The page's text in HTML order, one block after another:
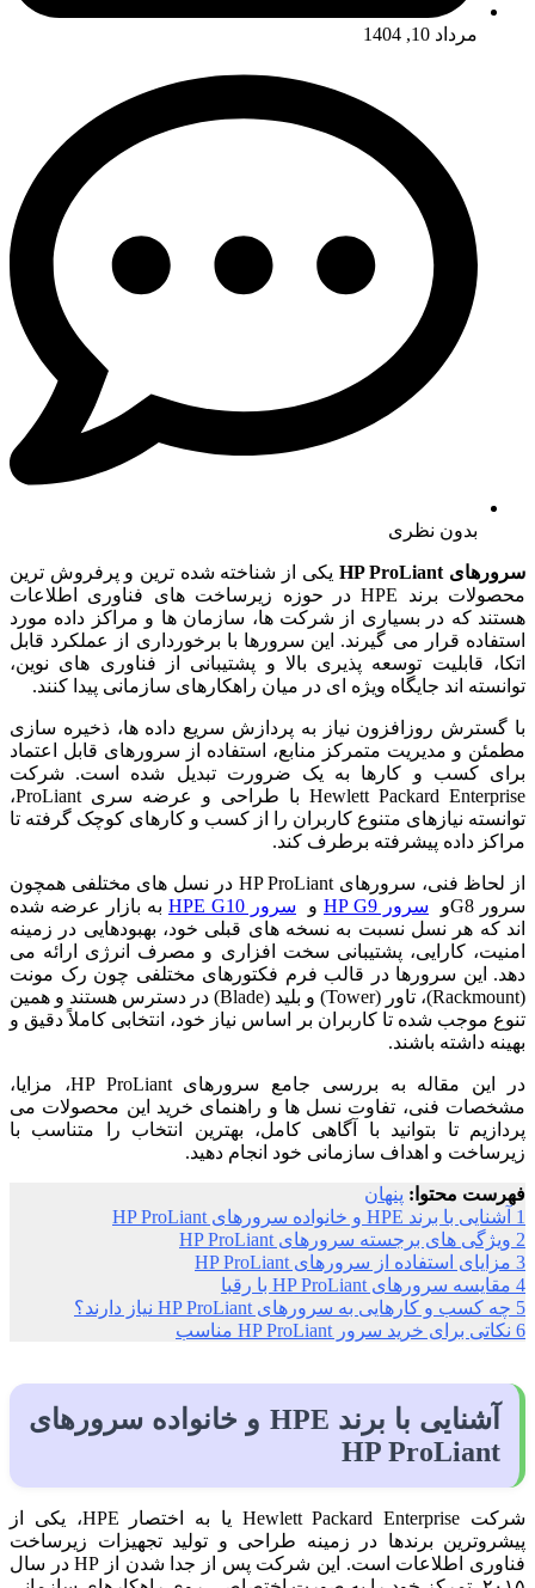
مرداد 10, 1404
بدون نظری
سرورهای HP ProLiant
یکی از شناخته‌ شده‌ ترین و پرفروش‌ ترین
محصولات برند HPE در حوزه زیرساخت‌ های فناوری اطلاعات
هستند که در بسیاری از شرکت‌ ها، سازمان‌ ها و مراکز داده مورد
استفاده قرار می‌ گیرند. این سرورها با برخورداری از عملکرد قابل
اتکا، قابلیت توسعه‌ پذیری بالا و پشتیبانی از فناوری‌ های نوین،
توانسته‌ اند جایگاه ویژه‌ ای در میان راهکارهای سازمانی پیدا کنند.
با گسترش روزافزون نیاز به پردازش سریع داده‌ ها، ذخیره‌ سازی
مطمئن و مدیریت متمرکز منابع، استفاده از سرورهای قابل اعتماد
برای کسب‌ و کارها به یک ضرورت تبدیل شده است. شرکت
Hewlett Packard Enterprise با طراحی و عرضه سری ProLiant،
توانسته نیازهای متنوع کاربران را از کسب‌ و کارهای کوچک گرفته تا
مراکز داده پیشرفته برطرف کند.
از لحاظ فنی، سرورهای HP ProLiant در نسل‌ های مختلفی همچون
سرور G8و
سرور HP G9 و سرور HPE G10
به بازار عرضه شده‌
اند که هر نسل نسبت به نسخه‌ های قبلی خود، بهبودهایی در زمینه
امنیت، کارایی، پشتیبانی سخت‌ افزاری و مصرف انرژی ارائه می‌
دهد. این سرورها در قالب فرم‌ فکتورهای مختلفی چون رک‌ مونت
(Rackmount)، تاور (Tower) و بلید (Blade) در دسترس هستند و همین
تنوع موجب شده تا کاربران بر اساس نیاز خود، انتخابی کاملاً دقیق و
بهینه داشته باشند.
در این مقاله به بررسی جامع سرورهای HP ProLiant، مزایا،
مشخصات فنی، تفاوت نسل‌ ها و راهنمای خرید این محصولات می‌
پردازیم تا بتوانید با آگاهی کامل، بهترین انتخاب را متناسب با
زیرساخت و اهداف سازمانی خود انجام دهید.
فهرست محتوا: پنهان
1 آشنایی با برند HPE و خانواده سرورهای HP ProLiant
2 ویژگی‌ های برجسته سرورهای HP ProLiant
3 مزایای استفاده از سرورهای HP ProLiant
4 مقایسه سرورهای HP ProLiant با رقبا
5 چه کسب‌ و کارهایی به سرورهای HP ProLiant نیاز دارند؟
6 نکاتی برای خرید سرور HP ProLiant مناسب
آشنایی با برند HPE و خانواده سرورهای
HP ProLiant
شرکت Hewlett Packard Enterprise یا به اختصار HPE، یکی از
پیشروترین برندها در زمینه طراحی و تولید تجهیزات زیرساخت
فناوری اطلاعات است. این شرکت پس از جدا شدن از HP در سال